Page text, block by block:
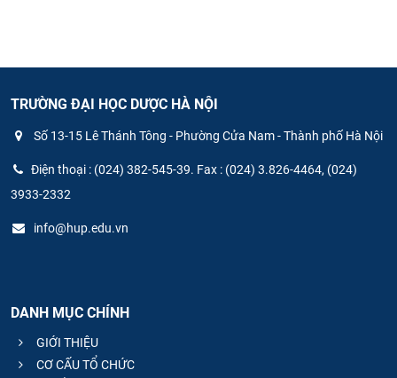
TRƯỜNG ĐẠI HỌC DƯỢC HÀ NỘI
Số 13-15 Lê Thánh Tông - Phường Cửa Nam - Thành phố Hà Nội
Điện thoại : (024) 382-545-39. Fax : (024) 3.826-4464, (024)
3933-2332
info@hup.edu.vn
DANH MỤC CHÍNH
GIỚI THIỆU
CƠ CẤU TỔ CHỨC